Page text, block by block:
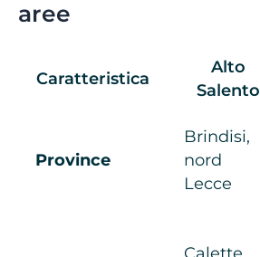
aree
Caratteristica
Alto
Salento
Province
Brindisi,
nord
Lecce